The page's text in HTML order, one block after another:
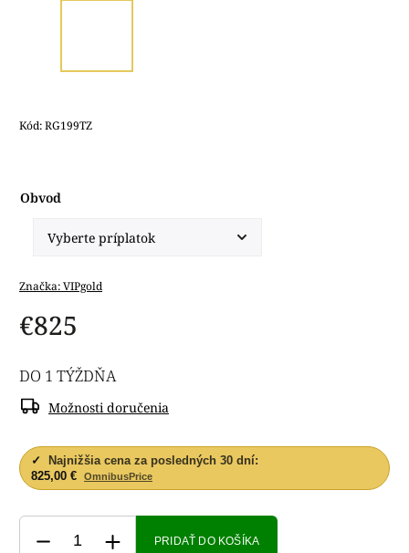
Kód:RG199TZ
Obvod
Značka:VIPgold
€825
DO 1 TÝŽDŇA
Možnosti doručenia
✓
Najnižšia cena za posledných 30 dní:
825,00 €
OmnibusPrice
PRIDAŤ DO KOŠÍKA